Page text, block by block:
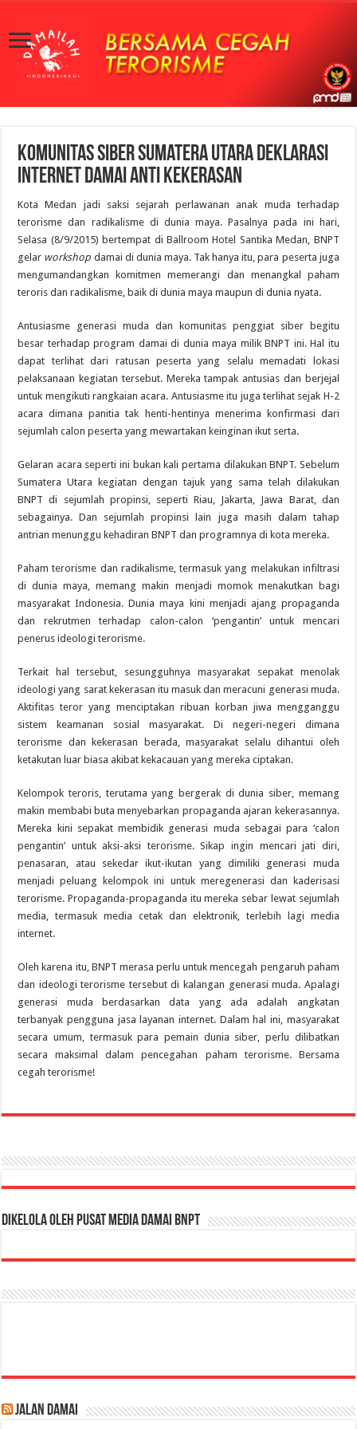
Komunitas Siber Sumatera Utara Deklarasi
Internet Damai Anti Kekerasan
Kota Medan jadi saksi sejarah perlawanan anak muda terhadap
terorisme dan radikalisme di dunia maya. Pasalnya pada ini hari,
Selasa (8/9/2015) bertempat di Ballroom Hotel Santika Medan, BNPT
gelar workshop damai di dunia maya. Tak hanya itu, para peserta juga
mengumandangkan komitmen memerangi dan menangkal paham
teroris dan radikalisme, baik di dunia maya maupun di dunia nyata.
Antusiasme generasi muda dan komunitas penggiat siber begitu
besar terhadap program damai di dunia maya milik BNPT ini. Hal itu
dapat terlihat dari ratusan peserta yang selalu memadati lokasi
pelaksanaan kegiatan tersebut. Mereka tampak antusias dan berjejal
untuk mengikuti rangkaian acara. Antusiasme itu juga terlihat sejak H-2
acara dimana panitia tak henti-hentinya menerima konfirmasi dari
sejumlah calon peserta yang mewartakan keinginan ikut serta.
Gelaran acara seperti ini bukan kali pertama dilakukan BNPT. Sebelum
Sumatera Utara kegiatan dengan tajuk yang sama telah dilakukan
BNPT di sejumlah propinsi, seperti Riau, Jakarta, Jawa Barat, dan
sebagainya. Dan sejumlah propinsi lain juga masih dalam tahap
antrian menunggu kehadiran BNPT dan programnya di kota mereka.
Paham terorisme dan radikalisme, termasuk yang melakukan infiltrasi
di dunia maya, memang makin menjadi momok menakutkan bagi
masyarakat Indonesia. Dunia maya kini menjadi ajang propaganda
dan rekrutmen terhadap calon-calon ‘pengantin’ untuk mencari
penerus ideologi terorisme.
Terkait hal tersebut, sesungguhnya masyarakat sepakat menolak
ideologi yang sarat kekerasan itu masuk dan meracuni generasi muda.
Aktifitas teror yang menciptakan ribuan korban jiwa mengganggu
sistem keamanan sosial masyarakat. Di negeri-negeri dimana
terorisme dan kekerasan berada, masyarakat selalu dihantui oleh
ketakutan luar biasa akibat kekacauan yang mereka ciptakan.
Kelompok teroris, terutama yang bergerak di dunia siber, memang
makin membabi buta menyebarkan propaganda ajaran kekerasannya.
Mereka kini sepakat membidik generasi muda sebagai para ‘calon
pengantin’ untuk aksi-aksi terorisme. Sikap ingin mencari jati diri,
penasaran, atau sekedar ikut-ikutan yang dimiliki generasi muda
menjadi peluang kelompok ini untuk meregenerasi dan kaderisasi
terorisme. Propaganda-propaganda itu mereka sebar lewat sejumlah
media, termasuk media cetak dan elektronik, terlebih lagi media
internet.
Oleh karena itu, BNPT merasa perlu untuk mencegah pengaruh paham
dan ideologi terorisme tersebut di kalangan generasi muda. Apalagi
generasi muda berdasarkan data yang ada adalah angkatan
terbanyak pengguna jasa layanan internet. Dalam hal ini, masyarakat
secara umum, termasuk para pemain dunia siber, perlu dilibatkan
secara maksimal dalam pencegahan paham terorisme. Bersama
cegah terorisme!
Dikelola oleh Pusat Media Damai BNPT
Jalan Damai